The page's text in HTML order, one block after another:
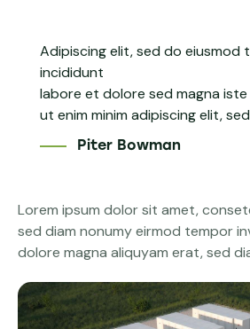
Adipiscing elit, sed do eiusmod
incididunt
labore et dolore sed magna
ut enim minim adipiscing elit,
Piter Bowman
Lorem ipsum dolor sit amet,
sed diam nonumy eirmod tempor
dolore magna aliquyam erat, sed